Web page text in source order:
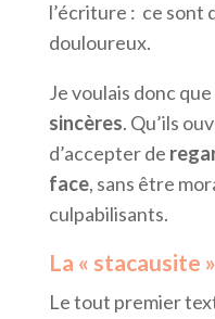
l’écriture : ce sont
douloureux.
Je voulais donc
sincères. Qu’ils
d’accepter de
face, sans être
culpabilisants.
La « stacausite »
Le tout premier